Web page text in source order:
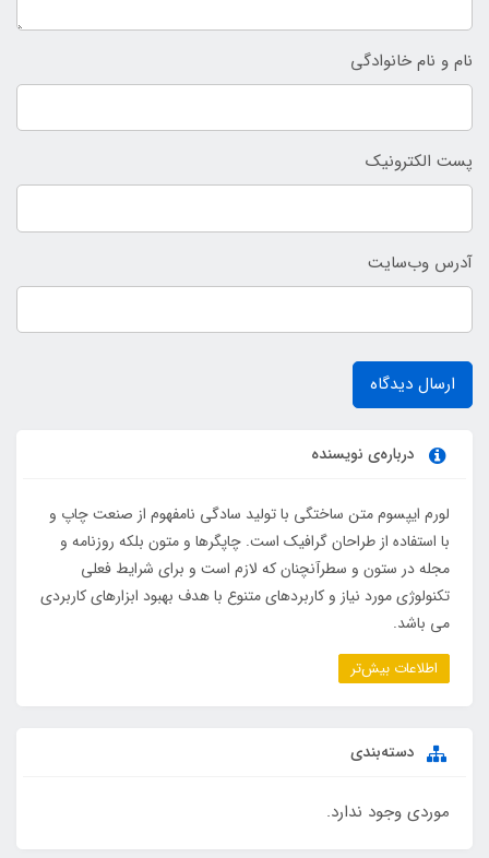
نام و نام خانوادگی
پست الکترونیک
آدرس وب‌سایت
ارسال دیدگاه
درباره‌ی نویسنده
لورم ایپسوم متن ساختگی با تولید سادگی نامفهوم از صنعت چاپ و
با استفاده از طراحان گرافیک است. چاپگرها و متون بلکه روزنامه و
مجله در ستون و سطرآنچنان که لازم است و برای شرایط فعلی
تکنولوژی مورد نیاز و کاربردهای متنوع با هدف بهبود ابزارهای کاربردی
می باشد.
اطلاعات بیش‌تر
دسته‌بندی
موردی وجود ندارد.